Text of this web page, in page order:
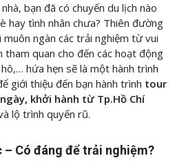
bạn đã có chuyến du lịch nào
hay tình nhân chưa? Thiên đường
muôn ngàn các trải nghiệm từ vui
tham quan cho đến các hoạt động
hứa hẹn sẽ là một hành trình
giới thiệu đến bạn hành trình tour
khởi hành từ Tp.Hồ Chí
lộ trình quyến rũ.
– Có đáng để trải nghiệm?